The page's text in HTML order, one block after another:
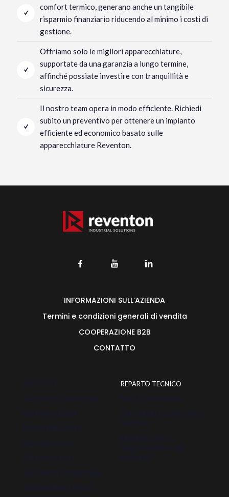
comfort termico, generano anche un tangibile
risparmio finanziario riducendo al minimo i costi di
gestione.
Offriamo solo le migliori apparecchiature,
supportate da una garanzia a lungo termine,
affinché possiate investire con tranquillità e
sicurezza.
Il nostro team opera in modo efficiente. Richiedi
subito un preventivo per ottenere un impianto
efficiente ed economico basato sulle
apparecchiature Reventon.
INFORMAZIONI SULL’AZIENDA
Termini e condizioni generali di vendita
COOPERAZIONE B2B
CONTATTO
REPARTO TECNICO